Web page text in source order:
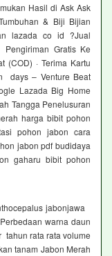
Hasil di Ask Ask
& Biji Bijian
lazada co id ?Jual
Gratis Ke
(COD) · Terima Kartu
days – Venture Beat
Lazada Big Home
Tangga Penelusuran
harga bibit pohon
pohon jabon cara
jabon pdf budidaya
gaharu bibit pohon
jabonjawa
warna daun
rata rata volume
tanam Jabon Merah